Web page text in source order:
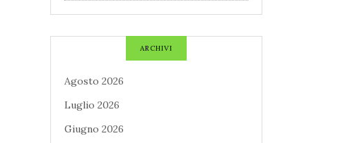
ARCHIVI
Agosto 2026
Luglio 2026
Giugno 2026